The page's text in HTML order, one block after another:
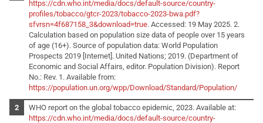
https://cdn.who.int/media/docs/default-source/country-
profiles/tobacco/gtcr-2023/tobacco-2023-bwa.pdf?
sfvrsn=4f687158_3&download=true. Accessed: 19 May 2025. 2.
Calculation based on population size data of people over 15 years
of age (16+). Source of population data: World Population
Prospects 2019 [Internet]. United Nations; 2019. (Department of
Economic and Social Affairs, editor. Population Division). Report
No.: Rev. 1. Available from:
https://population.un.org/wpp/Download/Standard/Population/
WHO report on the global tobacco epidemic, 2023. Available at:
https://cdn.who.int/media/docs/default-source/country-